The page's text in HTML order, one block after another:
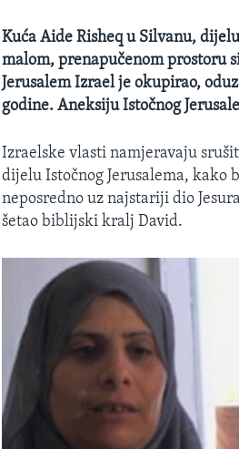
Kuća Aide Risheq u Silvanu,
malom, prenapučenom prostoru
Jerusalem Izrael je okupirao,
godine. Aneksiju Istočnog
Izraelske vlasti namjeravaju
dijelu Istočnog Jerusalema, kako
neposredno uz najstariji dio
šetao biblijski kralj David.